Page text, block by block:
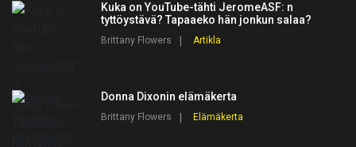
Kuka on YouTube-tähti JeromeASF: n
tyttöystävä? Tapaaeko hän jonkun salaa?
Brittany Flowers Artikla
Donna Dixonin elämäkerta
Brittany Flowers Elämäkerta